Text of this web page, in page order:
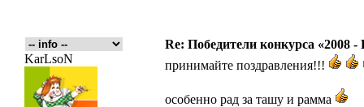
Re: Победители конкурса «2008
KarLsoN
принимайте поздравления!!!
особенно рад за ташу и рамма